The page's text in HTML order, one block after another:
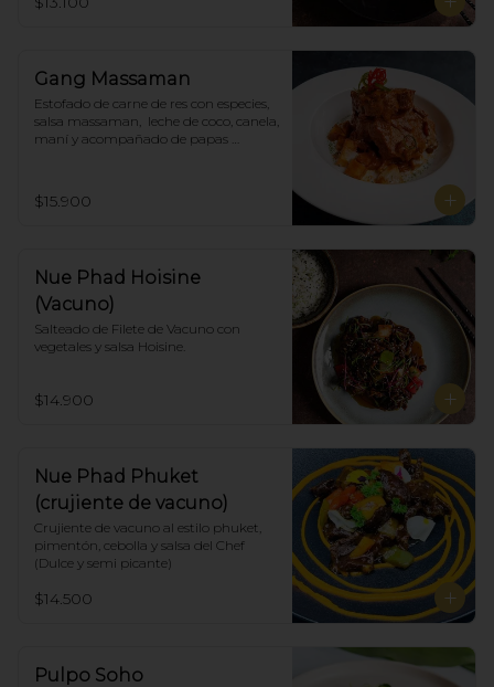
Gang Massaman
Estofado de carne de res con especies,
salsa massaman,  leche de coco, canela,
maní y acompañado de papas
$15.900
Nue Phad Hoisine
(Vacuno)
Salteado de Filete de Vacuno con
vegetales y salsa Hoisine.
$14.900
Nue Phad Phuket
(crujiente de vacuno)
Crujiente de vacuno al estilo phuket,
pimentón, cebolla y salsa del Chef
(Dulce y semi picante)
$14.500
Pulpo Soho